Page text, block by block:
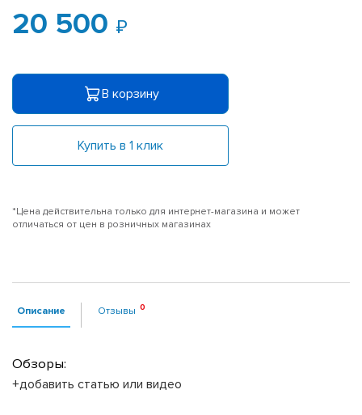
20 500
В корзину
Купить в 1 клик
*Цена действительна только для интернет-магазина и может
отличаться от цен в розничных магазинах
Описание Отзывы
Обзоры:
+добавить статью или видео